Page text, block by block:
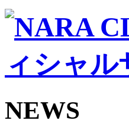
バモス
チアダンススク
ボランティアチー
ビクトリーロード
HOMEGAME
観戦ルール＆マ
Jリーグ運営管理規
写真・動画使用ガ
NEWS